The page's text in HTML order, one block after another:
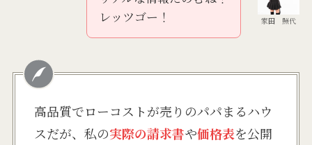
家田 照代
レッツゴー！
高品質でローコストが売りのパパまるハウ
スだが、私の実際の請求書や価格表を公開